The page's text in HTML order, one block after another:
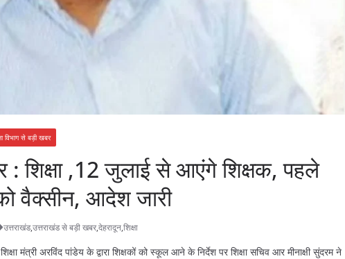
विभाग से बड़ी खबर
: शिक्षा ,12 जुलाई से आएंगे शिक्षक, पहले
वैक्सीन, आदेश जारी
उत्तराखंड,उत्तराखंड से बड़ी खबर,देहरादून,शिक्षा
मंत्री अरविंद पांडेय के द्वारा शिक्षकों को स्कूल आने के निर्देश पर शिक्षा सचिव आर मीनाक्षी सुंदरम ने